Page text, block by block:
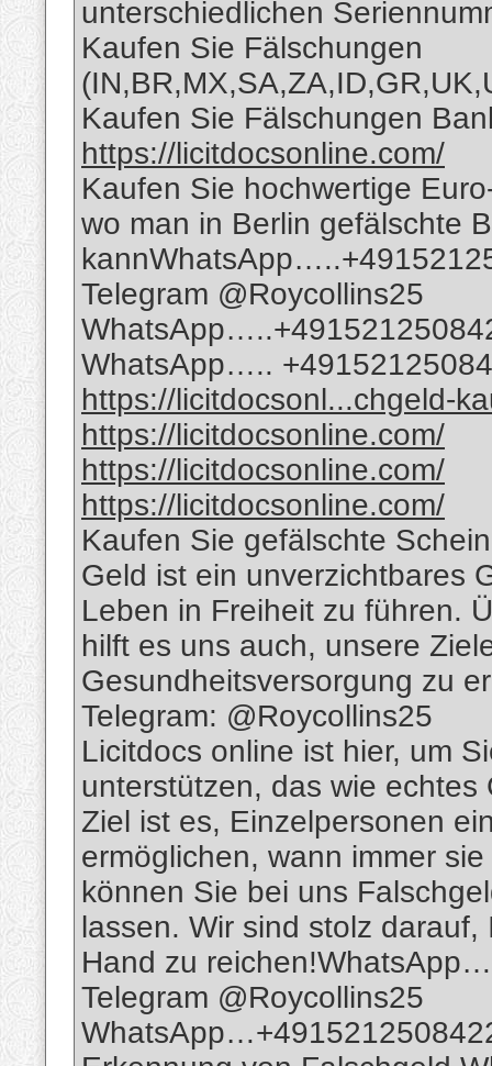
unterschiedlichen
Kaufen Sie Fälschungen
Kaufen Sie Fälschungen
https://licitdocsonline.com/
Kaufen Sie hochwertige
wo man in Berlin gefälschte
Telegram @Roycollins25
WhatsApp…..
https://licitdocsonl...chgeld-
https://licitdocsonline.com/
https://licitdocsonline.com/
https://licitdocsonline.com/
Kaufen Sie gefälschte
Geld ist ein unverzichtbares
Leben in Freiheit zu führen.
hilft es uns auch, unsere
Gesundheitsversorgung zu
Telegram: @Roycollins25
Licitdocs online ist hier, um
unterstützen, das wie
Ziel ist es, Einzelpersonen
ermöglichen, wann immer
können Sie bei uns
lassen. Wir sind stolz
Hand zu
Telegram @Roycollins25